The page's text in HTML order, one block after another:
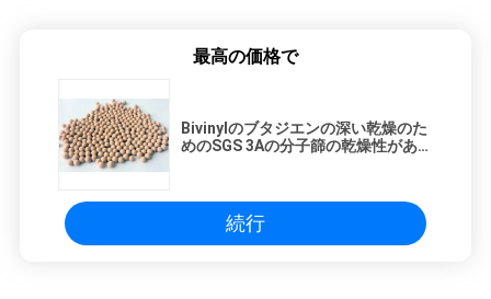
最高の価格で
Bivinylのブタジエンの深い乾燥のた
めのSGS 3Aの分子篩の乾燥性がある
続行